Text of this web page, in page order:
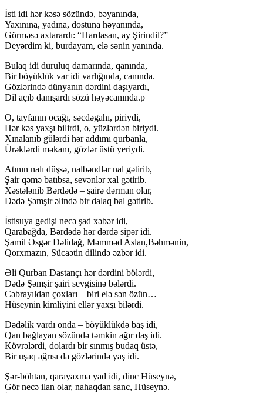
İsti idi hər kəsə sözündə, bəyanında,
Yaxınına, yadına, dostuna həyanında,
Görməsə axtarardı: “Hardasan, ay Şirindil?”
Deyərdim ki, burdayam, elə sənin yanında.
Bulaq idi duruluq damarında, qanında,
Bir böyüklük var idi varlığında, canında.
Gözlərində dünyanın dərdini daşıyardı,
Dil açıb danışardı sözü həyəcanında.p
O, tayfanın ocağı, səcdəgahı, piriydi,
Hər kəs yaxşı bilirdi, o, yüzlərdən biriydi.
Xınalanıb gülərdi hər addımı qurbanla,
Ürəklərdi məkanı, gözlər üstü yeriydi.
Atının nalı düşsə, nalbəndlər nal gətirib,
Şair qəmə batıbsa, sevənlər xal gətirib.
Xəstələnib Bərdədə – şairə dərman olar,
Dədə Şəmşir əlində bir dalaq bal gətirib.
İstisuya gedişi necə şad xəbər idi,
Qarabağda, Bərdədə hər dərdə sipər idi.
Şamil Əsgər Dəlidağ, Məmməd Aslan,Bəhmənin,
Qorxmazın, Sücaətin dilində əzbər idi.
Əli Qurban Dastançı hər dərdini bölərdi,
Dədə Şəmşir şairi sevgisinə bələrdi.
Cəbrayıldan çoxları – biri elə sən özün…
Hüseynin kimliyini ellər yaxşı bilərdi.
Dədəlik vardı onda – böyüklükdə baş idi,
Qan bağlayan sözündə təmkin ağır daş idi.
Kövrələrdi, dolardı bir sınmış budaq üstə,
Bir uşaq ağrısı da gözlərində yaş idi.
Şər-böhtan, qarayaxma yad idi, dinc Hüseynə,
Gör necə ilan olar, nahaqdan sanc, Hüseynə.